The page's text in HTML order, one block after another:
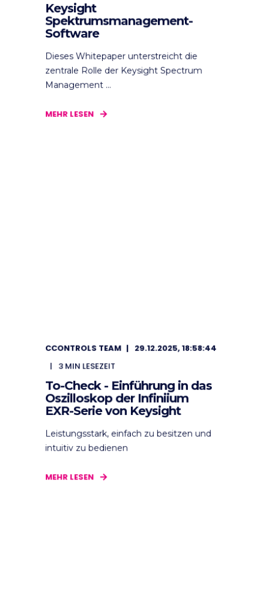
Keysight
Spektrumsmanagement-
Software
Dieses Whitepaper unterstreicht die
zentrale Rolle der Keysight Spectrum
Management ...
MEHR LESEN
CCONTROLS TEAM
29.12.2025, 18:58:44
3MIN LESEZEIT
To-Check - Einführung in das
Oszilloskop der Infiniium
EXR-Serie von Keysight
Leistungsstark, einfach zu besitzen und
intuitiv zu bedienen
MEHR LESEN